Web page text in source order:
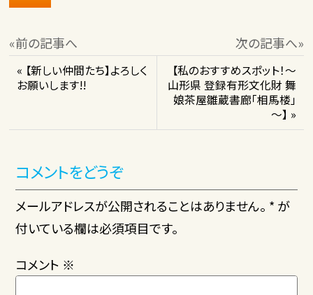
«前の記事へ 次の記事へ»
« 【新しい仲間たち】よろしく
お願いします!!
【私のおすすめスポット！～
山形県 登録有形文化財 舞
娘茶屋雛蔵書廊「相馬楼」
～】 »
コメントをどうぞ
メールアドレスが公開されることはありません。 * が
付いている欄は必須項目です。
コメント ※